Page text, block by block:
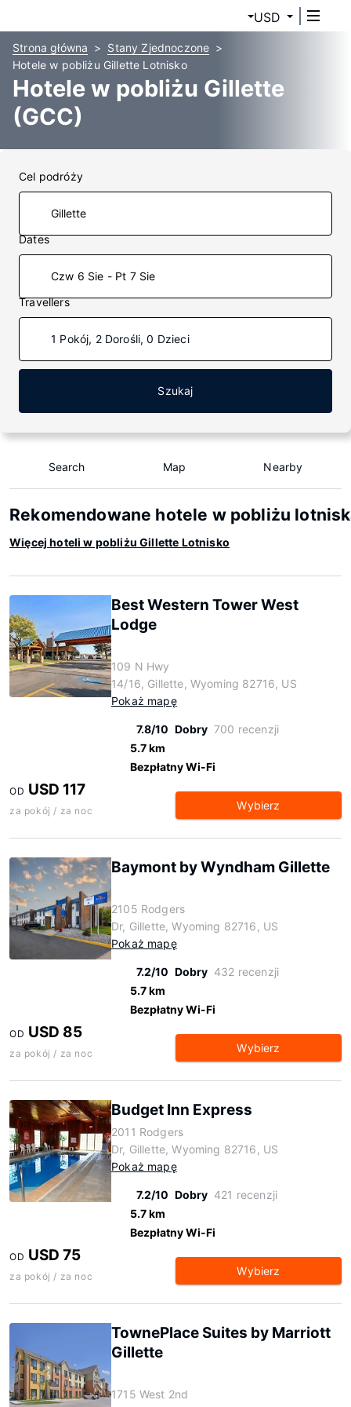
USD
Strona główna
Stany Zjednoczone
Hotele w pobliżu Gillette Lotnisko
Hotele w pobliżu Gillette
(GCC)
Cel podróży
Dates
Czw 6 Sie - Pt 7 Sie
Travellers
1 Pokój, 2 Dorośli, 0 Dzieci
Szukaj
Search Map Nearby
Rekomendowane hotele w pobliżu
Więcej hoteli w pobliżu Gillette Lotnisko
Best Western Tower West
Lodge
109 N Hwy
14/16, Gillette, Wyoming 82716, US
Pokaż mapę
7.8/10 Dobry 700 recenzji
5.7 km
Bezpłatny Wi-Fi
OD USD 117
za pokój / za noc Wybierz
Baymont by Wyndham Gillette
2105 Rodgers
Dr, Gillette, Wyoming 82716, US
Pokaż mapę
7.2/10 Dobry 432 recenzji
5.7 km
Bezpłatny Wi-Fi
OD USD 85
za pokój / za noc Wybierz
Budget Inn Express
2011 Rodgers
Dr, Gillette, Wyoming 82716, US
Pokaż mapę
7.2/10 Dobry 421 recenzji
5.7 km
Bezpłatny Wi-Fi
OD USD 75
za pokój / za noc Wybierz
TownePlace Suites by Marriott
Gillette
1715 West 2nd